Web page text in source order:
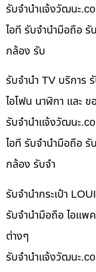
รับจํานําแจ้งวัฒนะ
ไอที รับจำนำมือถือ รั
กล้อง รับ
รับจำนำ TV บริการ
ไอโฟน นาฬิกา และ
รับจํานําแจ้งวัฒนะ
ไอที รับจำนำมือถือ รั
กล้อง รับจำ
รับจำนำกระเป๋า
รับจำนำมือถือ ไอแพ
ต่างๆ
รับจํานําแจ้งวัฒนะ